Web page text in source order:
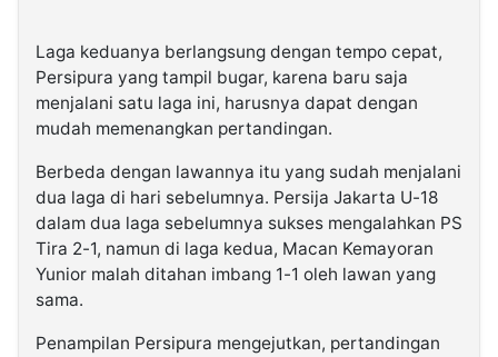
Laga keduanya berlangsung dengan tempo cepat,
Persipura yang tampil bugar, karena baru saja
menjalani satu laga ini, harusnya dapat dengan
mudah memenangkan pertandingan.
Berbeda dengan lawannya itu yang sudah menjalani
dua laga di hari sebelumnya. Persija Jakarta U-18
dalam dua laga sebelumnya sukses mengalahkan PS
Tira 2-1, namun di laga kedua, Macan Kemayoran
Yunior malah ditahan imbang 1-1 oleh lawan yang
sama.
Penampilan Persipura mengejutkan, pertandingan